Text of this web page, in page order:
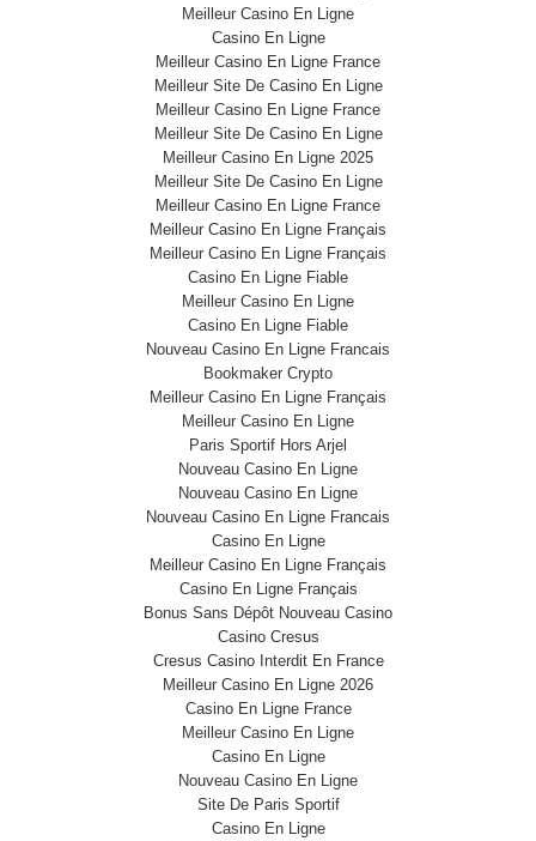
Meilleur Casino En Ligne
Casino En Ligne
Meilleur Casino En Ligne France
Meilleur Site De Casino En Ligne
Meilleur Casino En Ligne France
Meilleur Site De Casino En Ligne
Meilleur Casino En Ligne 2025
Meilleur Site De Casino En Ligne
Meilleur Casino En Ligne France
Meilleur Casino En Ligne Français
Meilleur Casino En Ligne Français
Casino En Ligne Fiable
Meilleur Casino En Ligne
Casino En Ligne Fiable
Nouveau Casino En Ligne Francais
Bookmaker Crypto
Meilleur Casino En Ligne Français
Meilleur Casino En Ligne
Paris Sportif Hors Arjel
Nouveau Casino En Ligne
Nouveau Casino En Ligne
Nouveau Casino En Ligne Francais
Casino En Ligne
Meilleur Casino En Ligne Français
Casino En Ligne Français
Bonus Sans Dépôt Nouveau Casino
Casino Cresus
Cresus Casino Interdit En France
Meilleur Casino En Ligne 2026
Casino En Ligne France
Meilleur Casino En Ligne
Casino En Ligne
Nouveau Casino En Ligne
Site De Paris Sportif
Casino En Ligne